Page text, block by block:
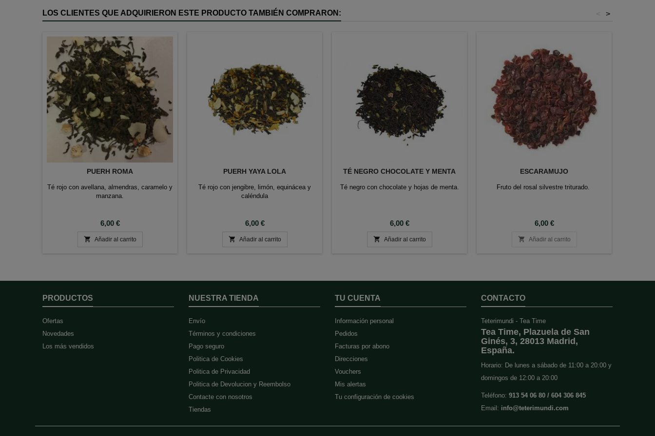
LOS CLIENTES QUE ADQUIRIERON ESTE PRODUCTO TAMBIÉN COMPRARON: >
<
PUERH ROMA
Té rojo con avellana, almendras, caramelo y
manzana.
Precio
6,00 €
 Añadir al carrito
PUERH YAYA LOLA
Té rojo con jengibre, limón, equinácea y
caléndula
Precio
6,00 €
 Añadir al carrito
TÉ NEGRO CHOCOLATE Y MENTA
Té negro con chocolate y hojas de menta.
Precio
6,00 €
 Añadir al carrito
ESCARAMUJO
Fruto del rosal silvestre triturado.
Precio
6,00 €
 Añadir al carrito
PRODUCTOS
Ofertas
Novedades
Los más vendidos
NUESTRA TIENDA
Envío
Términos y condiciones
Pago seguro
Politica de Cookies
Politica de Privacidad
Politica de Devolucion y Reembolso
Contacte con nosotros
Tiendas
TU CUENTA
Información personal
Pedidos
Facturas por abono
Direcciones
Vouchers
Mis alertas
Tu configuración de cookies
CONTACTO
Teterimundi - Tea Time
Tea Time, Plazuela de San
Ginés, 3, 28013 Madrid,
España.
Horario: De lunes a sábado de 11:00 a 20:00 y
domingos de 12:00 a 20:00
Teléfono: 913 54 06 80 / 604 306 845
Email: info@teterimundi.com